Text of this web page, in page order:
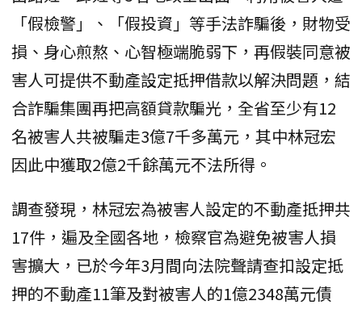
「假檢警」、「假投資」等手法詐騙後，財物受
損、身心煎熬、心智極端脆弱下，再假裝同意被
害人可提供不動產設定抵押借款以解決問題，結
合詐騙集團再把高額貸款騙光，全省至少有12
名被害人共被騙走3億7千多萬元，其中林冠宏
因此中獲取2億2千餘萬元不法所得。
調查發現，林冠宏為被害人設定的不動產抵押共
17件，遍及全國各地，檢察官為避免被害人損
害擴大，已於今年3月間向法院聲請查扣設定抵
押的不動產11筆及對被害人的1億2348萬元債